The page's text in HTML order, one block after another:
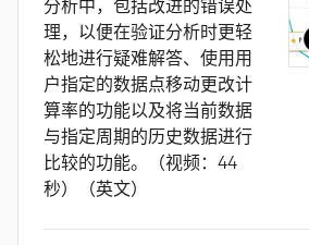
分析中，包括改进的错误处
理，以便在验证分析时更轻
松地进行疑难解答、使用用
户指定的数据点移动更改计
算率的功能以及将当前数据
与指定周期的历史数据进行
比较的功能。（视频：44
秒）（英文）